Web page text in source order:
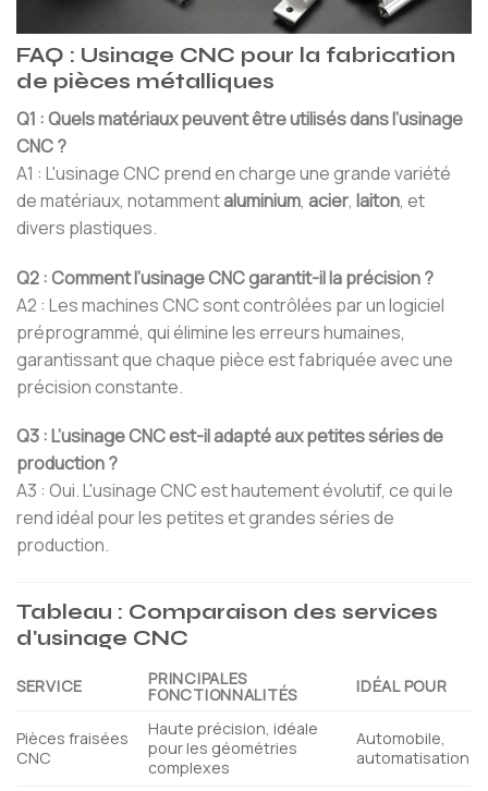
FAQ : Usinage CNC pour la fabrication
de pièces métalliques
Q1 : Quels matériaux peuvent être utilisés dans l’usinage
CNC ?
A1 : L'usinage CNC prend en charge une grande variété
de matériaux, notammentaluminium, acier, laiton, et
divers plastiques.
Q2 : Comment l’usinage CNC garantit-il la précision ?
A2 : Les machines CNC sont contrôlées par un logiciel
préprogrammé, qui élimine les erreurs humaines,
garantissant que chaque pièce est fabriquée avec une
précision constante.
Q3 : L’usinage CNC est-il adapté aux petites séries de
production ?
A3 : Oui. L'usinage CNC est hautement évolutif, ce qui le
rend idéal pour les petites et grandes séries de
production.
Tableau : Comparaison des services
d'usinage CNC
SERVICE PRINCIPALES
FONCTIONNALITÉS IDÉAL POUR
Pièces fraisées
CNC
Haute précision, idéale
pour les géométries
complexes
Automobile,
automatisation